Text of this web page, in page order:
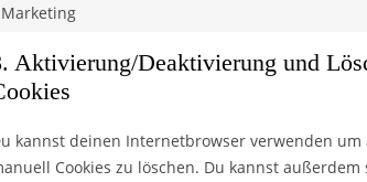
Marketing
Aktivierung/Deaktivierung und
kannst deinen Internetbrowser verwenden
Cookies zu löschen. Du kannst außerdem